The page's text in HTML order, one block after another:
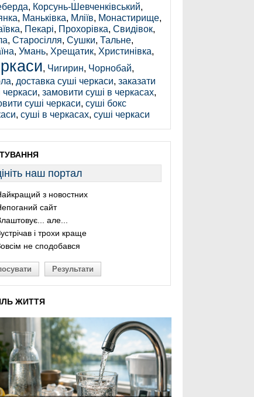
, Корсунь-Шевченківський,
, Маньківка, Мліїв, Монастирище,
, Пекарі, Прохорівка, Свидівок,
, Старосілля, Сушки, Тальне,
, Умань, Хрещатик, Христинівка,
, Чигирин, Чорнобай,
, доставка суші черкаси, заказати
черкаси, замовити суші в черкасах,
суші черкаси, суші бокс
, суші в черкасах, суші черкаси
наш портал
з новостних
сайт
але...
і трохи краще
не сподобався
Результати
ЖИТТЯ